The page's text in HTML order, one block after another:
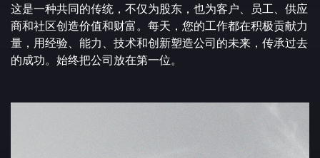
这是一种共同的传统，不仅为股东，也为客户、员工、供应
商和社区创造价值和财富。每天，您的工作都在积极贡献力
量，用经验、能力、技术和创新塑造公司的未来，传承过去
的成功。始终把公司放在第一位。